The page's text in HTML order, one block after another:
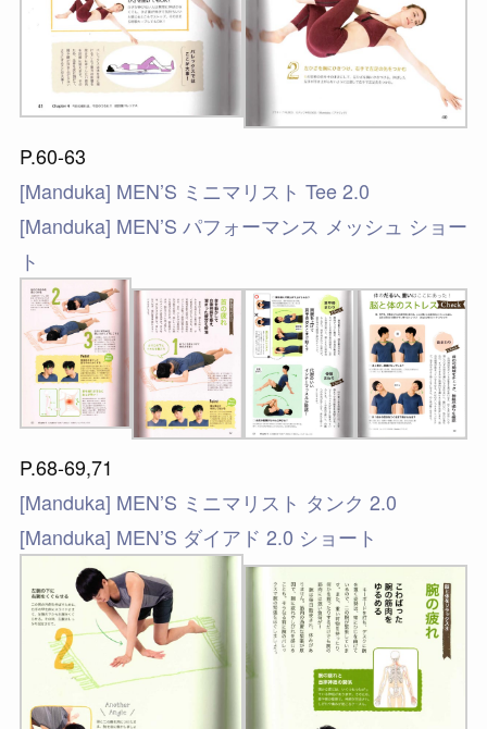
P.60-63
[Manduka] MEN’S ミニマリスト Tee 2.0
[Manduka] MEN’S パフォーマンス メッシュ ショー
ト
P.68-69,71
[Manduka] MEN’S ミニマリスト タンク 2.0
[Manduka] MEN’S ダイアド 2.0 ショート